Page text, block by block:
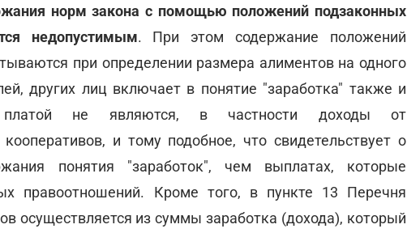
норм закона с помощью положений подзаконных
недопустимым. При этом содержание положений
при определении размера алиментов на одного
других лиц включает в понятие "заработка" также и
платой не являются, в частности доходы от
и тому подобное, что свидетельствует о
понятия "заработок", чем выплатах, которые
правоотношений. Кроме того, в пункте 13 Перечня
осуществляется из суммы заработка (дохода), который